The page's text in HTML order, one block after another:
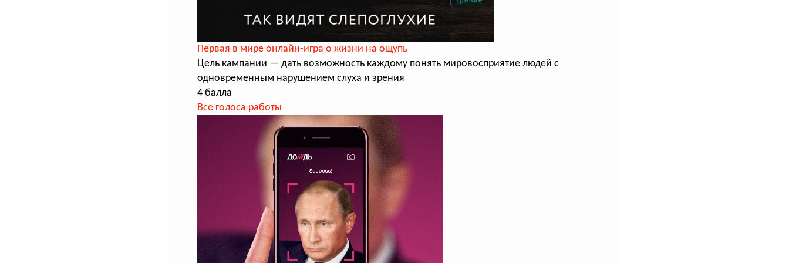
Первая в мире онлайн-игра о жизни на ощупь
Цель кампании — дать возможность каждому понять мировосприятие людей с
одновременным нарушением слуха и зрения
4 балла
Все голоса работы